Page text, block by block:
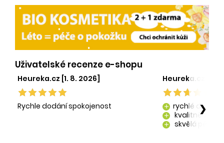
Uživatelské recenze e-shopu
Heureka.cz [1. 8. 2026]
Rychle dodání spokojenost
Heureka.cz [29.
add rychlé dodání
add kvalitně
add skvělá péče o
❯